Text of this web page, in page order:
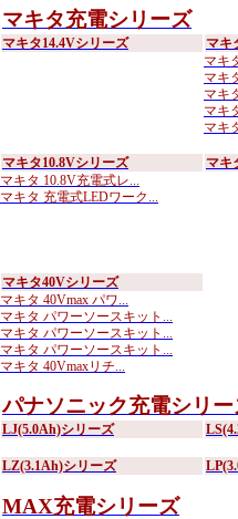
マキタ充電シリーズ
マキタ14.4Vシリーズ
マキ
マキ
マキ
マキ
マキ
マキ
マキタ10.8Vシリーズ
マキタ 10.8V充電式レ...
マキタ 充電式LEDワーク...
マキ
マキタ40Vシリーズ
マキタ 40Vmax パワ...
マキタ パワーソースキット...
マキタ パワーソースキット...
マキタ パワーソースキット...
マキタ 40Vmaxリチ...
パナソニック充電シリー
LJ(5.0Ah)シリーズ
LZ(3.1Ah)シリーズ
MAX充電シリーズ